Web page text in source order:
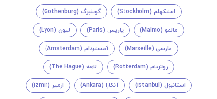
استکهلم (Stockholm) گوتنبرگ (Gothenburg)
مالمو (Malmo) پاریس (Paris) لیون (Lyon)
مارسی (Marseille) آمستردام (Amsterdam)
روتردام (Rotterdam) لاهه (The Hague)
استانبول (Istanbul) آنکارا (Ankara) ازمیر (Izmir)